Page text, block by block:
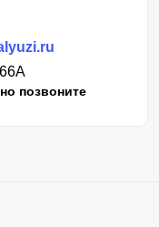
позвоните